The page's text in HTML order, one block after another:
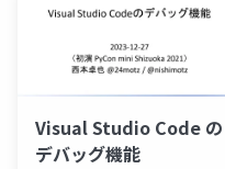
Visual Studio Code の
デバッグ機能